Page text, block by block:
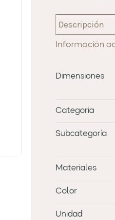
Descripción
Información
Dimensiones
Categoría
Subcategoría
Materiales
Color
Unidad